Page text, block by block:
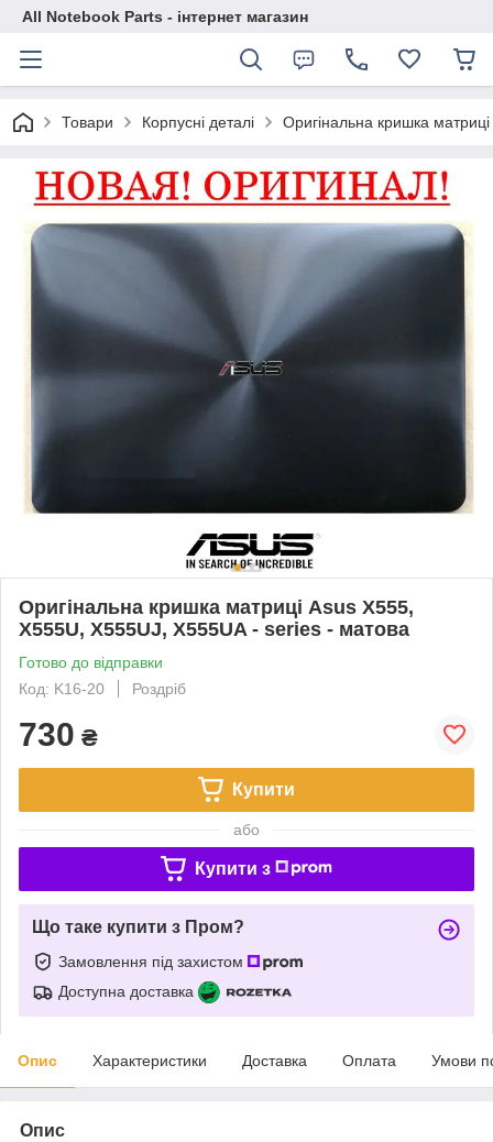
All Notebook Parts - інтернет магазин
Товари Корпусні деталі Оригінальна кришка
Оригінальна кришка матриці Asus X555,
X555U, X555UJ, X555UA - series - матова
Готово до відправки
Код: K16-20
Роздріб
730 ₴
Купити
або
Купити з
Що таке купити з Пром?
Замовлення під захистом
Доступна доставка
Опис Характеристики Доставка Оплата Умови
Опис